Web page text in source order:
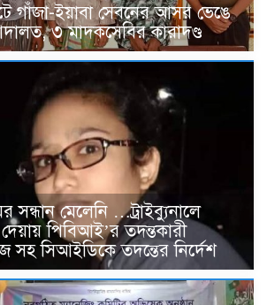
গাঁজা-ইয়াবা সেবনের আসর ভেঙে
৩ মাদকসেবির কারাদণ্ড
সন্ধান মেলেনি …ট্রাইব্যুনালে
দেয়ায় পিবিআই’র তদন্তকারী
সহ সিআইডিকে তদন্তের নির্দেশ